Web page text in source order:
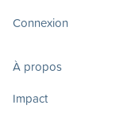
Connexion
À propos
Impact